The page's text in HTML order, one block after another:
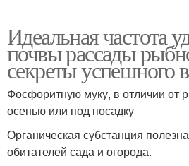
Идеальная частота
почвы рассады
секреты успешного
Фосфоритную муку, в отличии от
осенью или под посадку
Органическая субстанция
обитателей сада и огорода.